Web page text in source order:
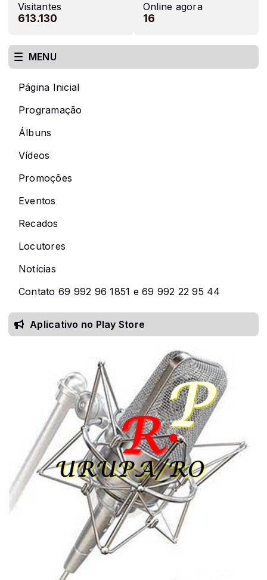
Visitantes
613.130
Online agora
16
MENU
Página Inicial
Programação
Álbuns
Vídeos
Promoções
Eventos
Recados
Locutores
Notícias
Contato 69 992 96 1851 e 69 992 22 95 44
Aplicativo no Play Store